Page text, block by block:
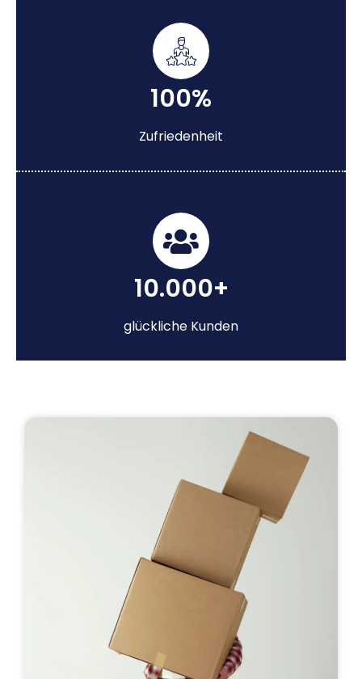
100%
Zufriedenheit
10.000+
glückliche Kunden